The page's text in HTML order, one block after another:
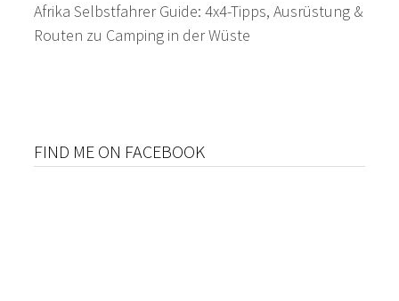
Afrika Selbstfahrer Guide: 4x4-Tipps, Ausrüstung &
Routen zu Camping in der Wüste
FIND ME ON FACEBOOK